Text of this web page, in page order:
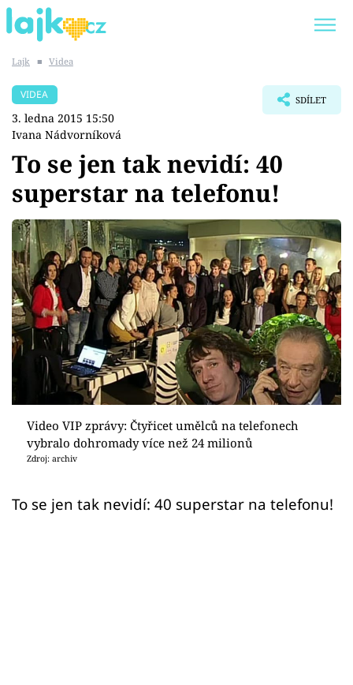
SHOPAHOLICADEL
Témata
Showbyznys
Youtubeři
Virály
Sex a vztahy
Videa
Sledujte prima+
Lajk ■ Videa
VIDEA
3. ledna 2015 15:50
Ivana Nádvorníková
SDÍLET
To se jen tak nevidí: 40
superstar na telefonu!
Video VIP zprávy: Čtyřicet umělců na telefonech
vybralo dohromady více než 24 milionů
Zdroj: archiv
To se jen tak nevidí: 40 superstar na telefonu!